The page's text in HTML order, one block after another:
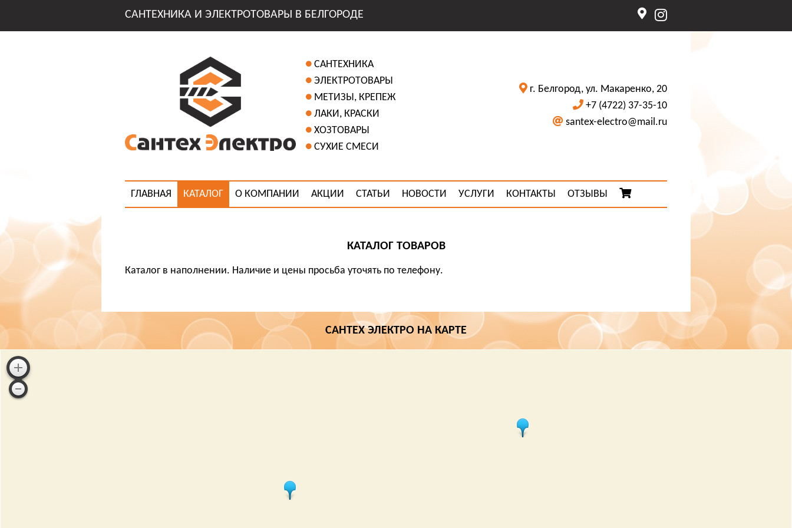
САНТЕХНИКА И ЭЛЕКТРОТОВАРЫ В БЕЛГОРОДЕ
САНТЕХНИКА
ЭЛЕКТРОТОВАРЫ
МЕТИЗЫ, КРЕПЕЖ
ЛАКИ, КРАСКИ
ХОЗТОВАРЫ
СУХИЕ СМЕСИ
г. Белгород, ул. Макаренко, 20
+7 (4722) 37-35-10
santex-electro@mail.ru
ГЛАВНАЯ КАТАЛОГ О КОМПАНИИ АКЦИИ СТАТЬИ НОВОСТИ УСЛУГИ КОНТАКТЫ ОТЗЫВЫ
КАТАЛОГ ТОВАРОВ
Каталог в наполнении. Наличие и цены просьба уточять по телефону.
САНТЕХ ЭЛЕКТРО НА КАРТЕ